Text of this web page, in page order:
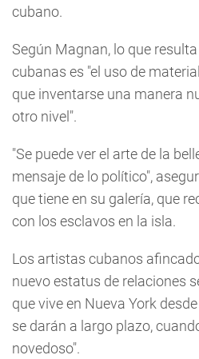
cubano.
Según Magnan, lo que
cubanas es "el uso de
que inventarse una manera
otro nivel".
"Se puede ver el arte de la
mensaje de lo político",
que tiene en su galería, que
con los esclavos en la isla.
Los artistas cubanos
nuevo estatus de relaciones
que vive en Nueva York
se darán a largo plazo,
novedoso".